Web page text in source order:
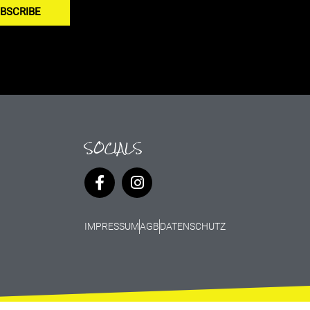
SOCIALS
IMPRESSUMAGBDATENSCHUTZ